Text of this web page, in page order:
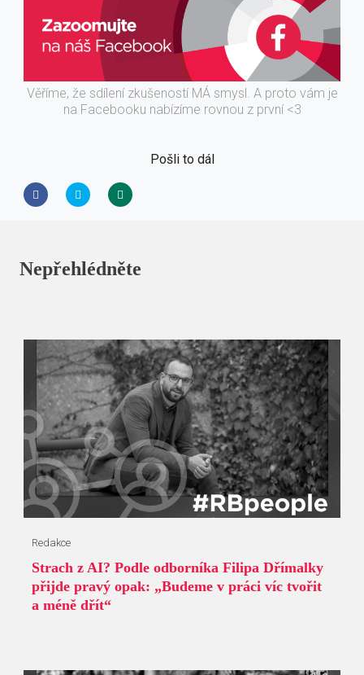
Věříme, že sdílení zkušeností MÁ smysl. A proto vám je
na Facebooku nabízíme rovnou z první <3
Pošli to dál
Nepřehlédněte
Redakce
Strach z AI? Podle odborníka Filipa Dřímalky
přijde pravý opak: „Budeme v práci víc tvořit
a méně dřít“